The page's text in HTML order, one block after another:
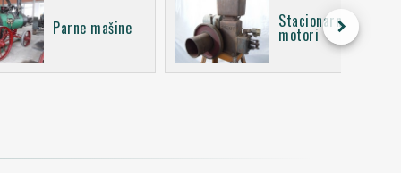
Parne mašine Stacionarni
motori keyboard_arrow_right